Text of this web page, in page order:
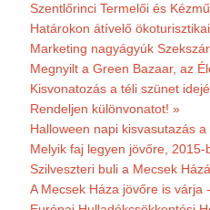
Szentlőrinci Termelői és
Határokon átívelő
Marketing nagyágyúk
Megnyilt a Green Bazaar, az
Kisvonatozás a téli szünet
Rendeljen különvonatot! »
Halloween napi kisvasutazás
Melyik faj legyen jövőre,
Szilveszteri buli a Mecsek
A Mecsek Háza jövőre is várja